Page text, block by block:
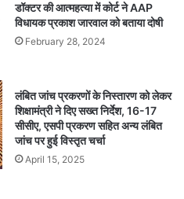
डॉक्टर की आत्महत्या में कोर्ट ने AAP
विधायक प्रकाश जारवाल को बताया दोषी
February 28, 2024
लंबित जांच प्रकरणों के निस्तारण को लेकर
शिक्षामंत्री ने दिए सख्त निर्देश, 16-17
सीसीए, एसपी प्रकरण सहित अन्य लंबित
जांच पर हुई विस्तृत चर्चा
April 15, 2025